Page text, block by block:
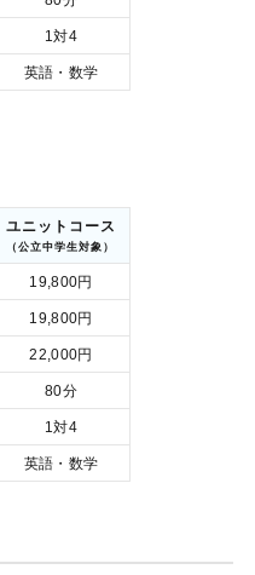
1対4
英語・数学
ユニットコース
（公立中学生対象）
19,800円
19,800円
22,000円
80分
1対4
英語・数学